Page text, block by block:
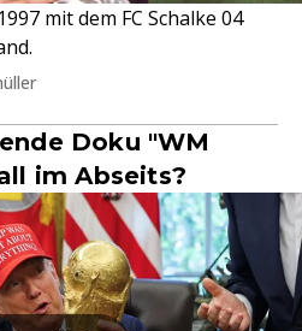
mit dem FC Schalke 04
Doku "WM
im Abseits?